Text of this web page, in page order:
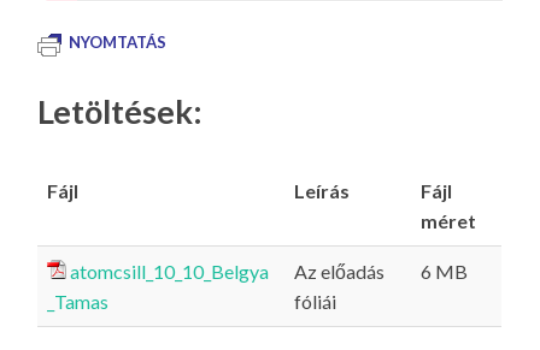
NYOMTATÁS
Letöltések:
Fájl Leírás
Fájl
méret
atomcsill_10_10_Belgya
_Tamas
Az előadás
fóliái
6 MB